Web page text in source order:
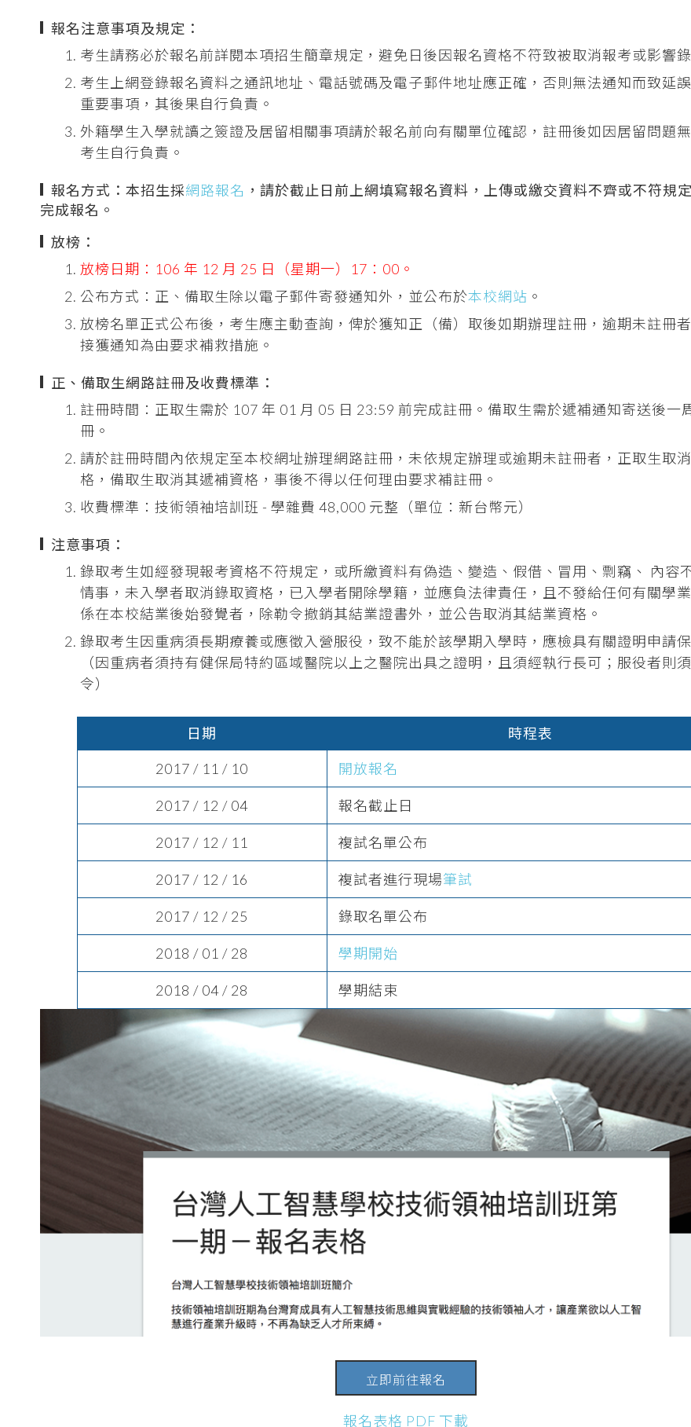
報名注意事項及規定：
考生請務必於報名前詳閱本項招生簡章規定，避免日後因報名資格不符致被取消報考或影響錄
考生上網登錄報名資料之通訊地址、電話號碼及電子郵件地址應正確，否則無法通知而致延
重要事項，其後果自行負責。
外籍學生入學就讀之簽證及居留相關事項請於報名前向有關單位確認，註冊後如因居留問題
考生自行負責。
報名方式：本招生採網路報名 ，請於截止日前上網填寫報名資料，上傳或繳交資料不齊或不符規
完成報名。
放榜：
放榜日期：106 年 12 月 25 日（星期一）17：00。
公布方式：正、備取生除以電子郵件寄發通知外，並公布於本校網站 。
放榜名單正式公布後，考生應主動查詢，俾於獲知正（備）取後如期辦理註冊，逾期未註冊
接獲通知為由要求補救措施。
正、備取生網路註冊及收費標準：
註冊時間：正取生需於 107 年 01 月 05 日 23:59 前完成註冊。備取生需於遞補通知寄送後一
冊。
請於註冊時間內依規定至本校網址辦理網路註冊，未依規定辦理或逾期未註冊者，正取生取
格，備取生取消其遞補資格，事後不得以任何理由要求補註冊。
收費標準：技術領袖培訓班 - 學雜費 48,000 元整（單位：新台幣元）
注意事項：
錄取考生如經發現報考資格不符規定，或所繳資料有偽造、變造、假借、冒用、剽竊、 內容
情事，未入學者取消錄取資格，已入學者開除學籍，並應負法律責任，且不發給任何有關學
係在本校結業後始發覺者，除勒令撤銷其結業證書外，並公告取消其結業資格。
錄取考生因重病須長期療養或應徵入營服役，致不能於該學期入學時，應檢具有關證明申請
（因重病者須持有健保局特約區域醫院以上之醫院出具之證明，且須經執行長可；服役者則
令）
日期 時程表
2017 / 11 / 10 開放報名
2017 / 12 / 04 報名截止日
2017 / 12 / 11 複試名單公布
2017 / 12 / 16 複試者進行現場筆試
2017 / 12 / 25 錄取名單公布
2018 / 01 / 28 學期開始
2018 / 04 / 28 學期結束
立即前往報名
報名表格 PDF 下載